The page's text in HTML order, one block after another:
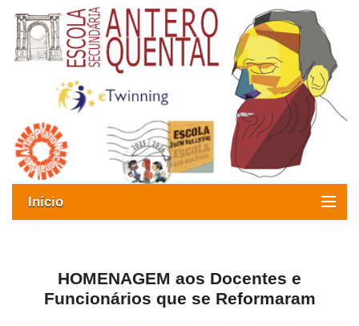
Início
Oferta formativa
SIGE
HOMENAGEM aos Docentes e
Funcionários que se Reformaram